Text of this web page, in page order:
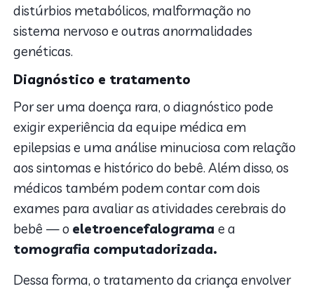
distúrbios metabólicos, malformação no
sistema nervoso e outras anormalidades
genéticas.
Diagnóstico e tratamento
Por ser uma doença rara, o diagnóstico pode
exigir experiência da equipe médica em
epilepsias e uma análise minuciosa com relação
aos sintomas e histórico do bebê. Além disso, os
médicos também podem contar com dois
exames para avaliar as atividades cerebrais do
bebê — o eletroencefalogramae a
tomografia computadorizada.
Dessa forma, o tratamento da criança envolver